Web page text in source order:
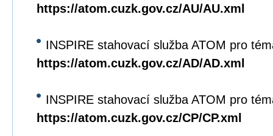
https://atom.cuzk.gov.cz/AU/AU.xml
INSPIRE stahovací služba ATOM pro
https://atom.cuzk.gov.cz/AD/AD.xml
INSPIRE stahovací služba ATOM pro
https://atom.cuzk.gov.cz/CP/CP.xml